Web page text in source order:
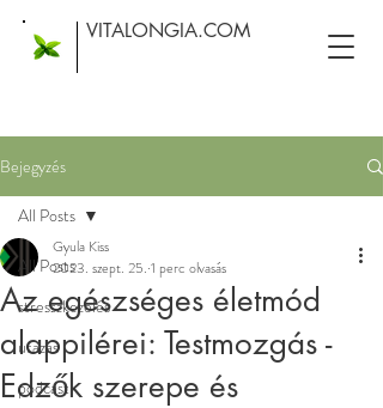
VITALONGIA.COM
Bejegyzés
All Posts
stresszkezelés
utazás
podcast
All Posts
Az egészséges életmód
alappilérei: Testmozgás -
Edzők szerepe és
Gyula Kiss
2023. szept. 25. 1 perc olvasás